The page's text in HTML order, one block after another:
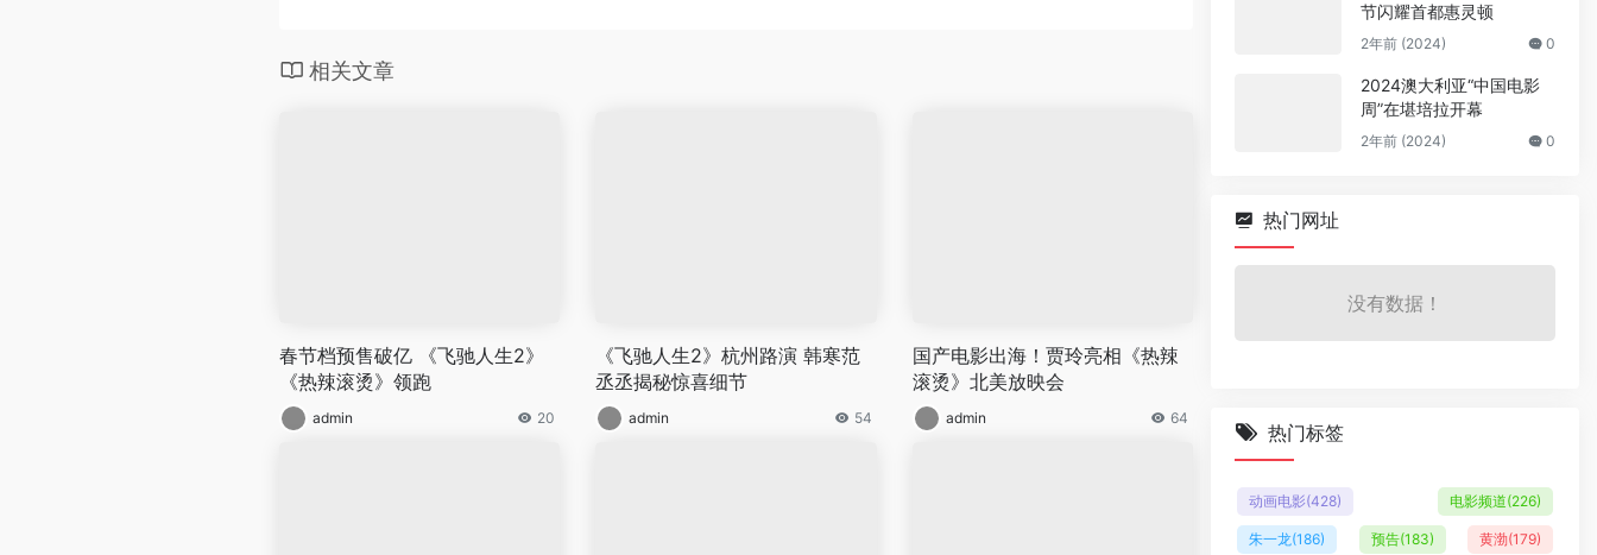
相关文章
春节档预售破亿 《飞驰人生2》
《热辣滚烫》领跑
admin 20
《飞驰人生2》杭州路演 韩寒范
丞丞揭秘惊喜细节
admin 54
国产电影出海！贾玲亮相《热辣
滚烫》北美放映会
admin 64
节闪耀首都惠灵顿
2年前 (2024) 0
2024澳大利亚“中国电影
周”在堪培拉开幕
2年前 (2024) 0
热门网址
没有数据！
热门标签
动画电影(428) 电影频道(226)
朱一龙(186) 预告(183) 黄渤(179)